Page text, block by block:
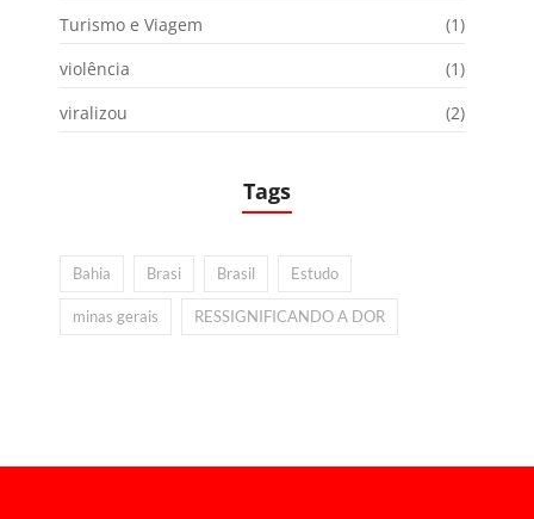
Turismo e Viagem
(1)
violência
(1)
viralizou
(2)
Tags
Bahia Brasi Brasil Estudo
minas gerais RESSIGNIFICANDO A DOR